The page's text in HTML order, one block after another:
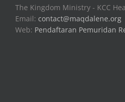
The Kingdom Ministry - KCC
Email: contact@maqdalene.org
Web: Pendaftaran Pemuridan